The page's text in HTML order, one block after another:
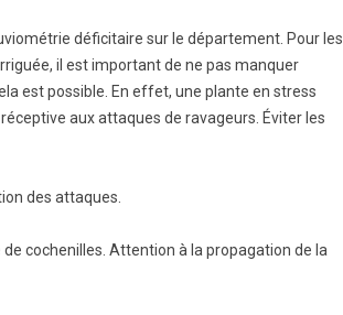
déficitaire sur le département. Pour les
il est important de ne pas manquer
est possible. En effet, une plante en stress
aux attaques de ravageurs. Éviter les
des attaques.
de cochenilles. Attention à la propagation de la